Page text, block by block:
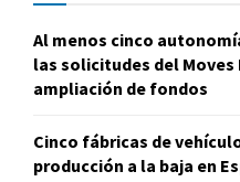
Al menos cinco
las solicitudes del Moves
ampliación de fondos
Cinco fábricas de
producción a la baja en